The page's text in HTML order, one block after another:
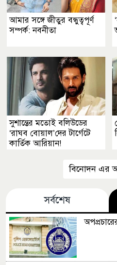
আমার সঙ্গে জীতুর বন্ধুত্বপূর্ণ
সম্পর্ক: নবনীতা
সুশান্তের মতোই বলিউডের
‘রাঘব বোয়াল’দের টার্গেটে
কার্তিক আরিয়ান!
বিনোদন এর
সর্বশেষ